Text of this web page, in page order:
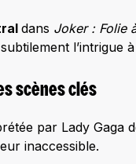
dans Joker : Folie
l’intrigue
scènes clés
par Lady Gaga
inaccessible.